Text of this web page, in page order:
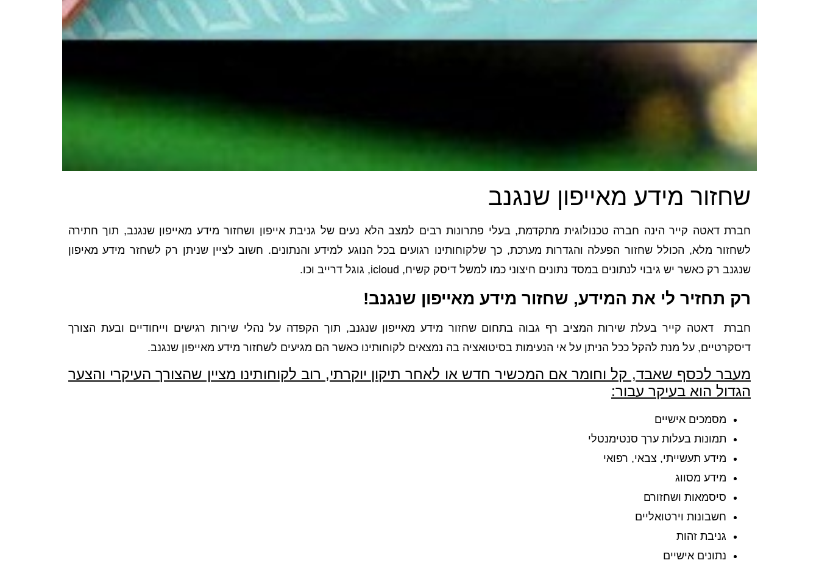
שחזור מידע מאייפון שנגנב
חברת דאטה קייר הינה חברה טכנולוגית מתקדמת, בעלי פתרונות רבים למצב הלא נעים של גניבת אייפון ושחזור מידע מאייפון שנגנב, תוך חתירה
לשחזור מלא, הכולל שחזור הפעלה והגדרות מערכת, כך שלקוחותינו רגועים בכל הנוגע למידע והנתונים. חשוב לציין שניתן רק לשחזר מידע מאיפון
שנגנב רק כאשר יש גיבוי לנתונים במסד נתונים חיצוני כמו למשל דיסק קשיח, icloud, גוגל דרייב וכו.
רק תחזיר לי את המידע, שחזור מידע מאייפון שנגנב!
חברת דאטה קייר בעלת שירות המציב רף גבוה בתחום שחזור מידע מאייפון שנגנב, תוך הקפדה על נהלי שירות רגישים וייחודיים ובעת הצורך
דיסקרטיים, על מנת להקל ככל הניתן על אי הנעימות בסיטואציה בה נמצאים לקוחותינו כאשר הם מגיעים לשחזור מידע מאייפון שנגנב.
מעבר לכסף שאבד, קל וחומר אם המכשיר חדש או לאחר תיקון יוקרתי, רוב לקוחותינו מציין שהצורך העיקרי והצער
הגדול הוא בעיקר עבור:
מסמכים אישיים
תמונות בעלות ערך סנטימנטלי
מידע תעשייתי, צבאי, רפואי
מידע מסווג
סיסמאות ושחזורם
חשבונות וירטואליים
גניבת זהות
נתונים אישיים